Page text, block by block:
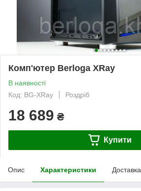
Комп'ютер Berloga XRay
В наявності
Код: BG-XRay
Роздріб
18 689 ₴
Купити
Опис Характеристики Доставка